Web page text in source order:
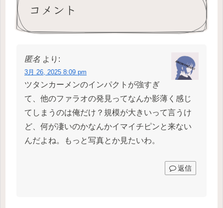
コメント
匿名 より:
3月 26, 2025 8:09 pm
ツタンカーメンのインパクトが強すぎ
て、他のファラオの発見ってなんか影薄く感じ
てしまうのは俺だけ？規模が大きいって言うけ
ど、何が凄いのかなんかイマイチピンと来ない
んだよね。もっと写真とか見たいわ。
返信